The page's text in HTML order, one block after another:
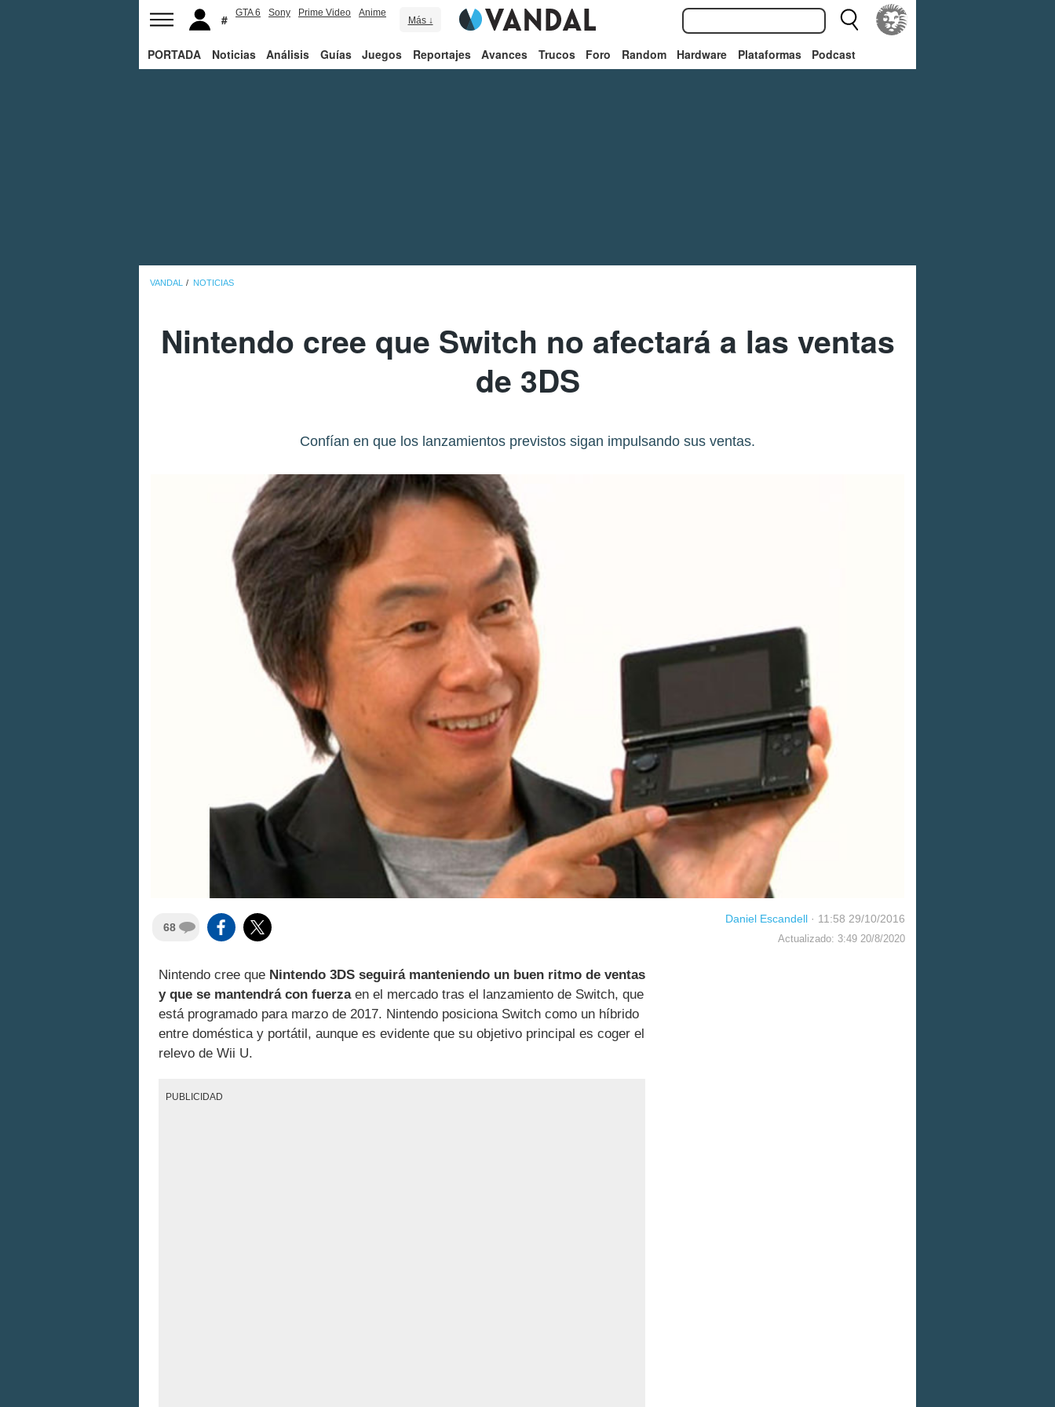
GTA 6 Sony Prime Video Anime
Más ↓
PORTADA Noticias Análisis Guías Juegos Reportajes Avances Trucos Foro Random Hardware Plataformas Podcast
VANDAL NOTICIAS
Nintendo cree que Switch no afectará a las ventas
de 3DS
Confían en que los lanzamientos previstos sigan impulsando sus ventas.
68
Daniel Escandell · 11:58 29/10/2016
Actualizado: 3:49 20/8/2020
Nintendo cree que Nintendo 3DS seguirá manteniendo un buen ritmo de ventas
y que se mantendrá con fuerzaen el mercado tras el lanzamiento de Switch, que
está programado para marzo de 2017. Nintendo posiciona Switch como un híbrido
entre doméstica y portátil, aunque es evidente que su objetivo principal es coger el
relevo de Wii U.
PUBLICIDAD